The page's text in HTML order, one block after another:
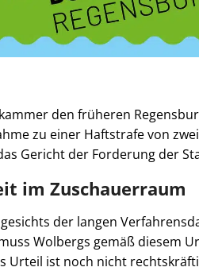
den früheren
zu einer Haftstrafe von
Gericht der Forderung der
im Zuschauerraum
der langen
Wolbergs gemäß diesem
Urteil ist noch nicht